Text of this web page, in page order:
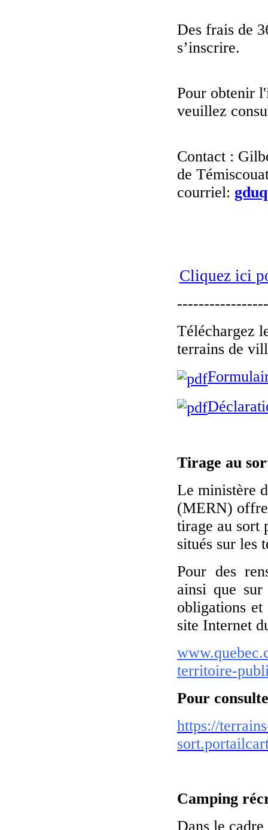
Des frais de
s’inscrire.
Pour obtenir
veuillez
Contact :
de
courriel:
Cliquez ici
Téléchargez
terrains de
Tirage au
Le ministère
(MERN)
tirage au sort
situés sur les
Pour des
ainsi que
obligations
site Internet
territoire-
Pour
https://
Camping
Dans le